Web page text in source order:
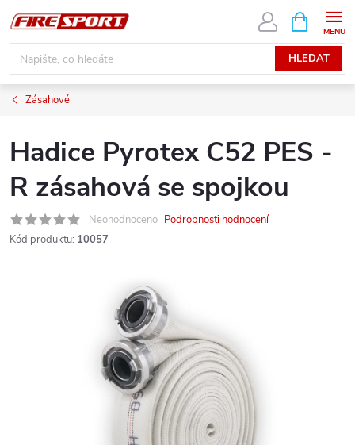
na
obsah
HLEDAT
NÁKUPNÍ
KOŠÍK
Zásahové
Hadice Pyrotex C52 PES -
R zásahová se spojkou
Neohodnoceno Podrobnosti hodnocení
Kód produktu: 10057